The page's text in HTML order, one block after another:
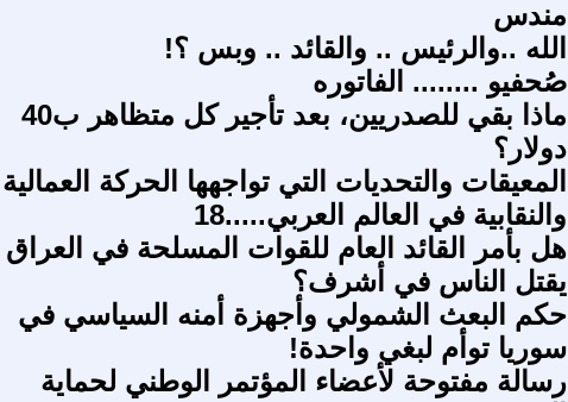
مندس
الله ..والرئيس .. والقائد .. وبس ؟!
صُحفيو ........ الفاتوره
ماذا بقي للصدريين، بعد تأجير كل متظاهر ب40
دولار؟
المعيقات والتحديات التي تواجهها الحركة العمالية
والنقابية في العالم العربي.....18
هل بأمر القائد العام للقوات المسلحة في العراق
يقتل الناس في أشرف؟
حكم البعث الشمولي وأجهزة أمنه السياسي في
سوريا توأم لبغي واحدة!
رسالة مفتوحة لأعضاء المؤتمر الوطني لحماية